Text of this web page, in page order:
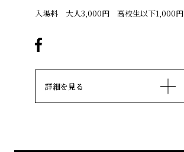
入場料 大人3,000円 高校生以下1,000円
詳細を見る